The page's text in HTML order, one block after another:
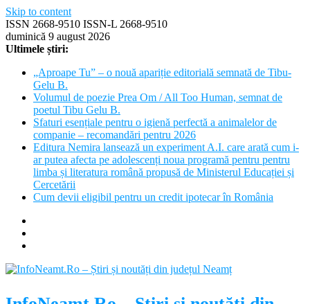
Skip to content
ISSN 2668-9510 ISSN-L 2668-9510
duminică 9 august 2026
Ultimele știri:
„Aproape Tu” – o nouă apariție editorială semnată de Tibu-
Gelu B.
Volumul de poezie Prea Om / All Too Human, semnat de
poetul Tibu Gelu B.
Sfaturi esențiale pentru o igienă perfectă a animalelor de
companie – recomandări pentru 2026
Editura Nemira lansează un experiment A.I. care arată cum i-
ar putea afecta pe adolescenți noua programă pentru pentru
limba și literatura română propusă de Ministerul Educației și
Cercetării
Cum devii eligibil pentru un credit ipotecar în România